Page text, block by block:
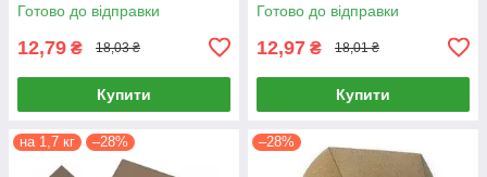
Готово до відправки
12,79 ₴ 18,03 ₴
Купити
Готово до відправки
12,97 ₴ 18,01 ₴
Купити
на 1,7 кг –28% –28%